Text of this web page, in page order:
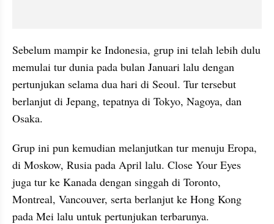
Sebelum mampir ke Indonesia, grup ini telah lebih dulu
memulai tur dunia pada bulan Januari lalu dengan
pertunjukan selama dua hari di Seoul. Tur tersebut
berlanjut di Jepang, tepatnya di Tokyo, Nagoya, dan
Osaka.
Grup ini pun kemudian melanjutkan tur menuju Eropa,
di Moskow, Rusia pada April lalu. Close Your Eyes
juga tur ke Kanada dengan singgah di Toronto,
Montreal, Vancouver, serta berlanjut ke Hong Kong
pada Mei lalu untuk pertunjukan terbarunya.